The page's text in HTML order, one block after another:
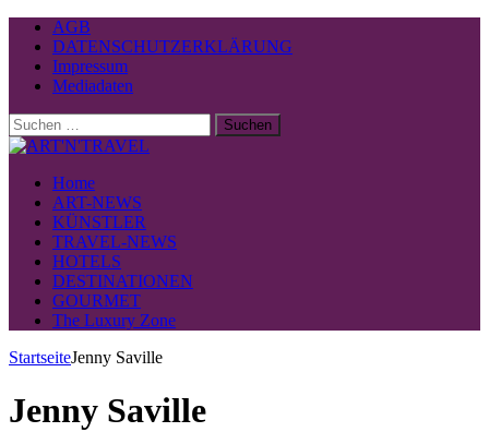
AGB
DATENSCHUTZERKLÄRUNG
Impressum
Mediadaten
Suchen
nach:
Home
ART-NEWS
KÜNSTLER
TRAVEL-NEWS
HOTELS
DESTINATIONEN
GOURMET
The Luxury Zone
StartseiteJenny Saville
Jenny Saville